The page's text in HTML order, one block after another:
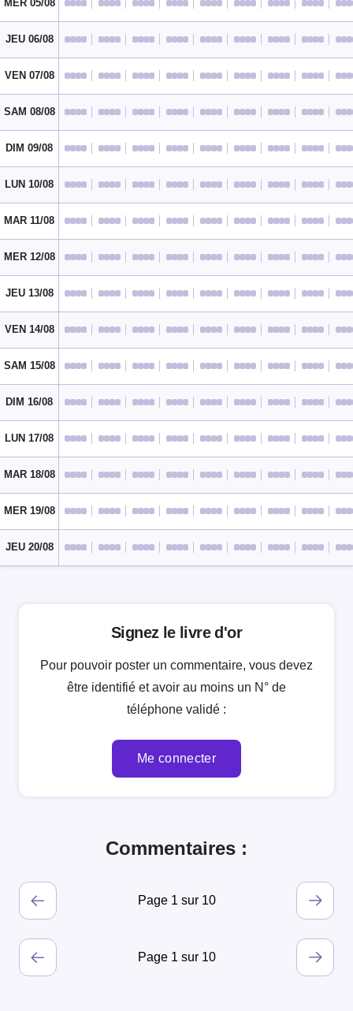
MER 05/08
JEU 06/08
VEN 07/08
SAM 08/08
DIM 09/08
LUN 10/08
MAR 11/08
MER 12/08
JEU 13/08
VEN 14/08
SAM 15/08
DIM 16/08
LUN 17/08
MAR 18/08
MER 19/08
JEU 20/08
Signez le livre d'or
Pour pouvoir poster un commentaire, vous devez
être identifié et avoir au moins un N° de
téléphone validé :
Me connecter
Commentaires :
Page 1 sur 10
Page 1 sur 10